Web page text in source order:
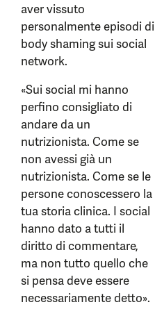
aver vissuto
personalmente episodi di
body shaming sui social
network.
«Sui social mi hanno
perfino consigliato di
andare da un
nutrizionista. Come se
non avessi già un
nutrizionista. Come se le
persone conoscessero la
tua storia clinica. I social
hanno dato a tutti il
diritto di commentare,
ma non tutto quello che
si pensa deve essere
necessariamente detto».